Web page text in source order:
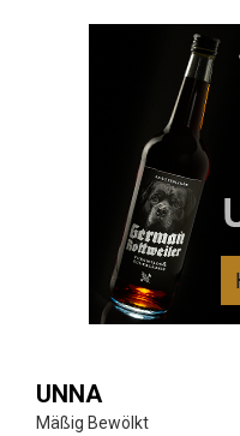
UNNA
Mäßig Bewölkt